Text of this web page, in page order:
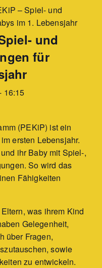
– Spiel- und
im 1. Lebensjahr
und
für
16:15
(PEKiP) ist ein
ersten Lebensjahr.
ihr Baby mit Spiel-,
So wird das
Fähigkeiten
was ihrem Kind
Gelegenheit,
über Fragen,
sowie
zu entwickeln.